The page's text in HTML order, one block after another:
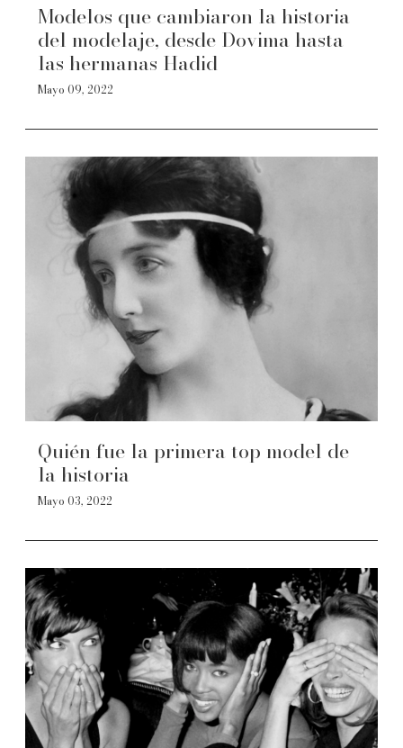
Modelos que cambiaron la historia
del modelaje, desde Dovima hasta
las hermanas Hadid
Mayo 09, 2022
Quién fue la primera top model de
la historia
Mayo 03, 2022